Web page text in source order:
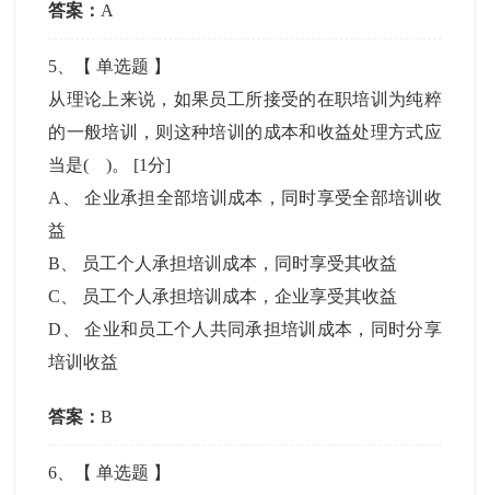
答案： A
5 、【单选题 】
从理论上来说，如果员工所接受的在职培训为纯粹
的一般培训，则这种培训的成本和收益处理方式应
当是( )。 [1分]
A
、企业承担全部培训成本，同时享受全部培训收
益
B
员工个人承担培训成本，同时享受其收益
C
员工个人承担培训成本，企业享受其收益
D 、企业和员工个人共同承担培训成本，同时分享
培训收益
答案：B
6 、【单选题 】